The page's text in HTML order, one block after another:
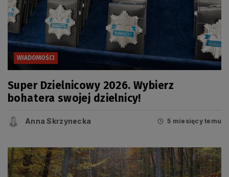
WIADOMOŚCI
Super Dzielnicowy 2026. Wybierz
bohatera swojej dzielnicy!
Anna Skrzynecka 5 miesięcy temu